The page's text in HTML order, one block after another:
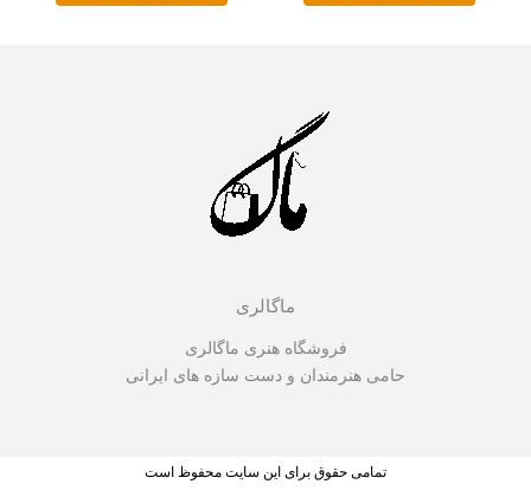
ماگالری
فروشگاه هنری ماگالری
حامی هنرمندان و دست سازه های ایرانی
تمامی حقوق برای این سایت محفوظ است